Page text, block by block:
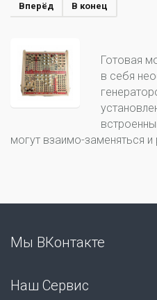
Вперёд В конец
Готовая
в себя
могут взаимо-заменяться
Мы ВКонтакте
Наш Сервис